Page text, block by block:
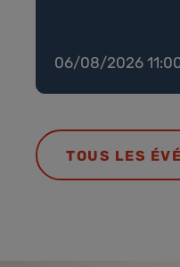
06/08/2026
TOUS LES